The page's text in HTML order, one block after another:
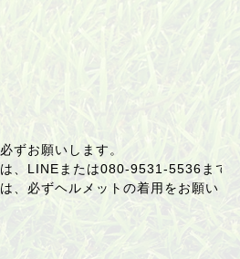
ずお願いします。
は、LINEまたは080-9531-5536まで
、必ずヘルメットの着用をお願いし